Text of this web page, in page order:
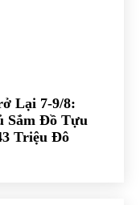
Lại 7-9/8:
Sắm Đồ Tựu
Triệu Đô